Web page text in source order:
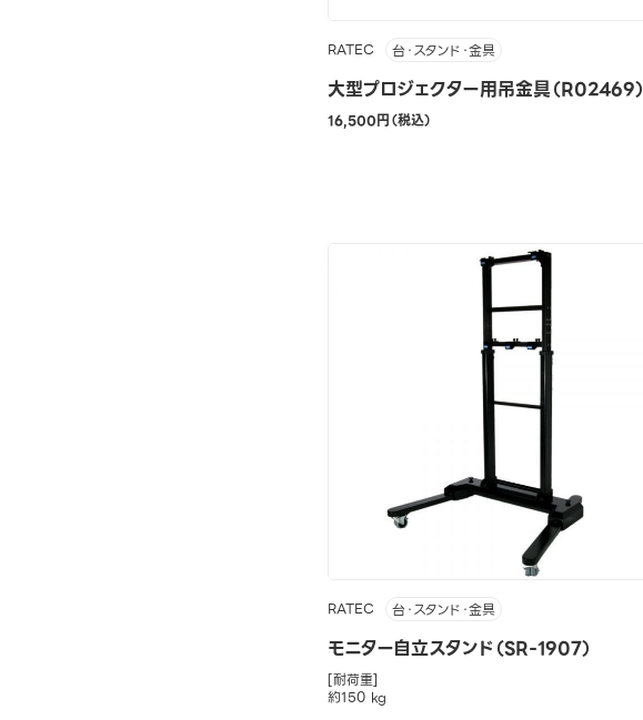
RATEC 台・スタンド・金具
大型プロジェクター用吊金具（R02469）
16,500円（税込）
RATEC 台・スタンド・金具
モニター自立スタンド（SR-1907）
[耐荷重]
約150 kg